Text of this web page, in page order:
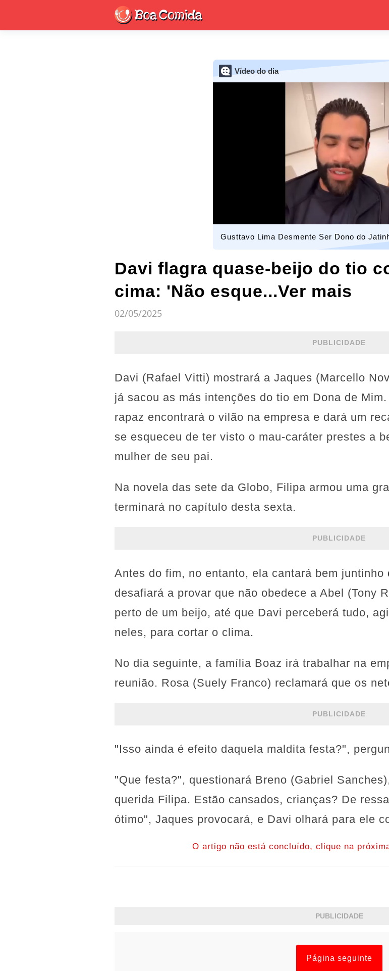
Vídeo do dia
Gusttavo Lima Desmente Ser Dono do
Davi flagra quase-beijo do tio
cima: 'Não esque...Ver mais
02/05/2025
PUBLICIDADE
Davi (Rafael Vitti) mostrará a Jaques (Marcello
já sacou as más intenções do tio em Dona de
rapaz encontrará o vilão na empresa e dará um
se esqueceu de ter visto o mau-caráter prestes a
mulher de seu pai.
Na novela das sete da Globo, Filipa armou uma
terminará no capítulo desta sexta.
PUBLICIDADE
Antes do fim, no entanto, ela cantará bem
desafiará a provar que não obedece a Abel (Tony
perto de um beijo, até que Davi perceberá tudo,
neles, para cortar o clima.
No dia seguinte, a família Boaz irá trabalhar na
reunião. Rosa (Suely Franco) reclamará que os
PUBLICIDADE
"Isso ainda é efeito daquela maldita festa?",
"Que festa?", questionará Breno (Gabriel
querida Filipa. Estão cansados, crianças? De
ótimo", Jaques provocará, e Davi olhará para ele
O artigo não está concluído, clique na
PUBLICIDADE
Página seguinte